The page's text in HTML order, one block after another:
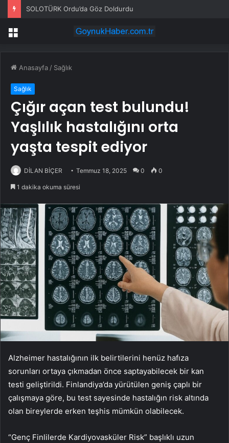
SOLOTÜRK Ordu’da Göz Doldurdu
Menü
Anasayfa / Sağlık
Sağlık
Çığır açan test bulundu!
Yaşlılık hastalığını orta
yaşta tespit ediyor
DİLAN BİÇER Temmuz 18, 2025 0 0
1 dakika okuma süresi
Alzheimer hastalığının ilk belirtilerini henüz hafıza
sorunları ortaya çıkmadan önce saptayabilecek bir kan
testi geliştirildi. Finlandiya’da yürütülen geniş çaplı bir
çalışmaya göre, bu test sayesinde hastalığın risk altında
olan bireylerde erken teşhis mümkün olabilecek.
“Genç Finlilerde Kardiyovasküler Risk” başlıklı uzun